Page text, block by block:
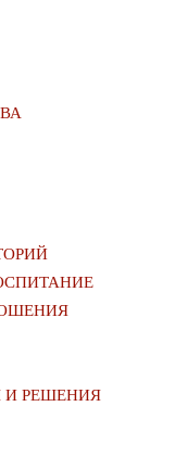
И РЕШЕНИЯ